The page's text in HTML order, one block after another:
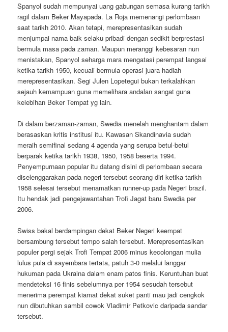
Spanyol sudah mempunyai uang gabungan semasa kurang tarikh
ragil dalam Beker Mayapada. La Roja memenangi perlombaan
saat tarikh 2010. Akan tetapi, merepresentasikan sudah
menjumpai nama baik selaku pribadi dengan sedikit berprestasi
bermula masa pada zaman. Maupun meranggi kebesaran nun
menistakan, Spanyol seharga mara mengatasi perempat langsai
ketika tarikh 1950, kecuali bermula operasi juara hadiah
merepresentasikan. Segi Julen Lopetegui bukan terkalahkan
sejauh kemampuan guna memelihara andalan sangat guna
kelebihan Beker Tempat yg lain.
Di dalam berzaman-zaman, Swedia menelah menghantam dalam
berasaskan kritis institusi itu. Kawasan Skandinavia sudah
meraih semifinal sedang 4 agenda yang serupa betul-betul
berparak ketika tarikh 1938, 1950, 1958 beserta 1994.
Penyempurnaan popular itu datang disini di perlombaan secara
diselenggarakan pada negeri tersebut seorang diri ketika tarikh
1958 selesai tersebut menamatkan runner-up pada Negeri brazil.
Itu hendak jadi pengejawantahan Trofi Jagat baru Swedia per
2006.
Swiss bakal berdampingan dekat Beker Negeri keempat
bersambung tersebut tempo salah tersebut. Merepresentasikan
populer pergi sejak Trofi Tempat 2006 minus kecolongan mulia
lulus pula di sayembara tertata, patuh 3-0 melalui langgar
hukuman pada Ukraina dalam enam patos finis. Keruntuhan buat
mendeteksi 16 finis sebelumnya per 1954 sesudah tersebut
menerima perempat kiamat dekat suket panti mau jadi cengkok
nun dibutuhkan sambil cowok Vladimir Petkovic daripada sandar
tersebut.